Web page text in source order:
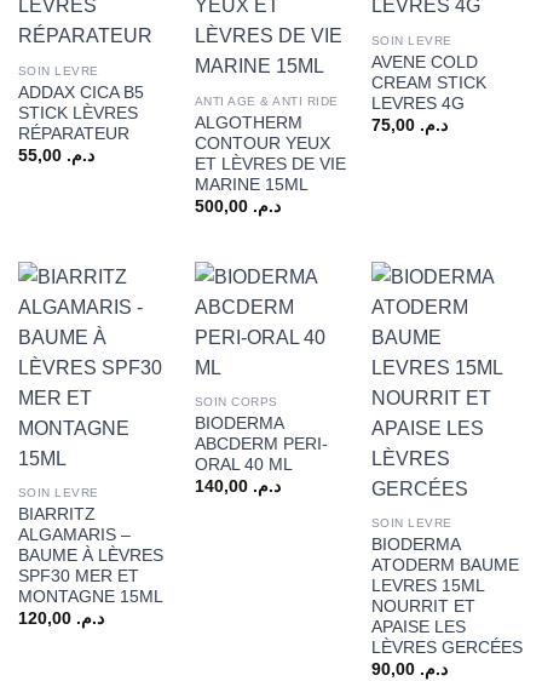
SOIN LEVRE
ADDAX CICA B5
STICK LÈVRES
RÉPARATEUR
د.م. 55,00
ANTI AGE & ANTI RIDE
ALGOTHERM
CONTOUR YEUX
ET LÈVRES DE VIE
MARINE 15ML
د.م. 500,00
SOIN LEVRE
AVENE COLD
CREAM STICK
LEVRES 4G
د.م. 75,00
SOIN LEVRE
BIARRITZ
ALGAMARIS –
BAUME À LÈVRES
SPF30 MER ET
MONTAGNE 15ML
د.م. 120,00
SOIN CORPS
BIODERMA
ABCDERM PERI-
ORAL 40 ML
د.م. 140,00
SOIN LEVRE
BIODERMA
ATODERM BAUME
LEVRES 15ML
NOURRIT ET
APAISE LES
LÈVRES GERCÉES
د.م. 90,00